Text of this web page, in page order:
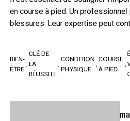
en course à pied. Un
blessures. Leur expertise peut
BIEN-
ÊTRE
CLÉ DE
LA
RÉUSSITE
CONDITION
PHYSIQUE
COURSE
À PIED